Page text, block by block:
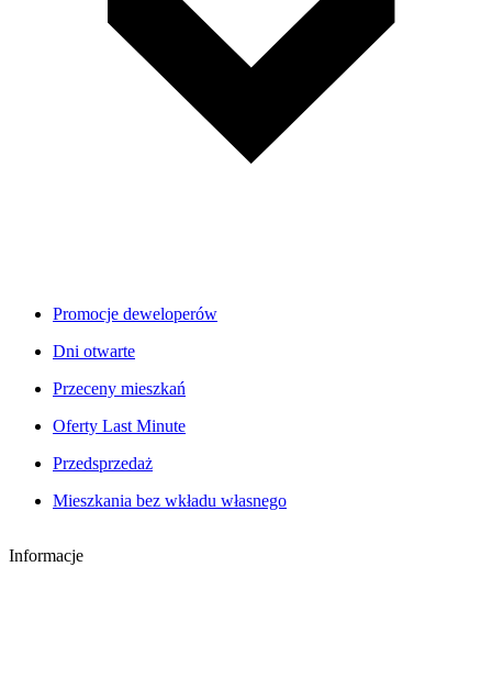
Promocje deweloperów
Dni otwarte
Przeceny mieszkań
Oferty Last Minute
Przedsprzedaż
Mieszkania bez wkładu własnego
Informacje